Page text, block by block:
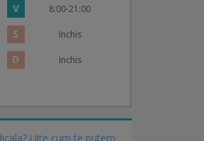
V 8:00-21:00
S Inchis
D Inchis
Uite cum te putem